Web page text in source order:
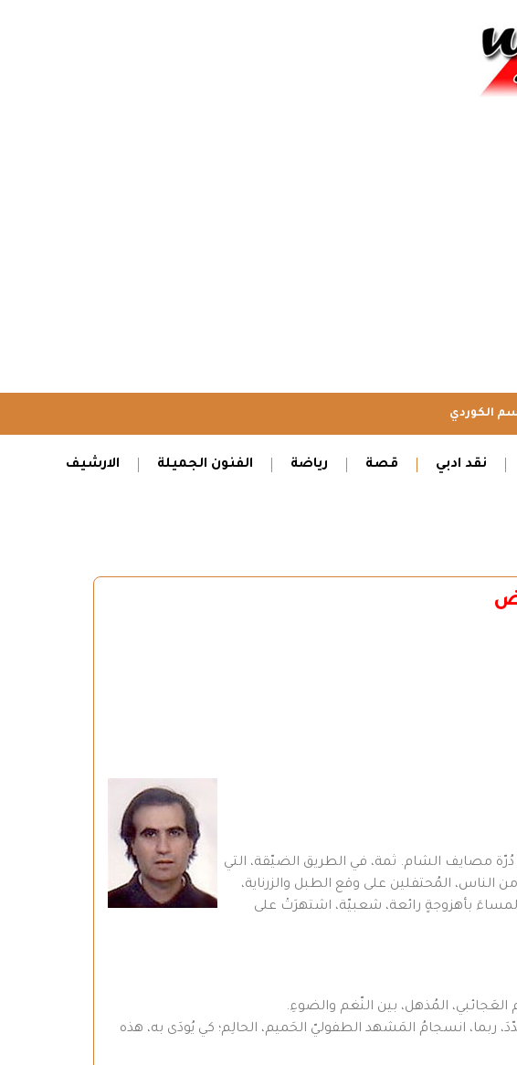
الكوردي
نقد ادبي قصة رياضة الفنون الجميلة الارشيف
دُرّة مصايف الشام. ثمة، في الطريق الضيّقة، التي
المُحتفلين على وقع الطبل والزرناية،
بأهزوجةٍ رائعة، شعبيّة، اشتهرَتْ على
المُذهل، بين النّغم والضوءِ.
ربما، انسجامُ المَشهد الطفوليّ الحَميم، الحالِم؛ كي يُودَى به، هذه